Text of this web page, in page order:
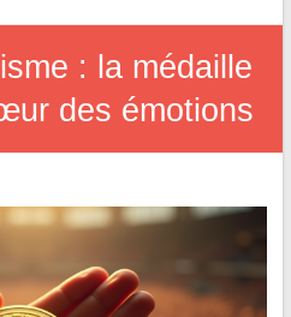
: la médaille
des émotions